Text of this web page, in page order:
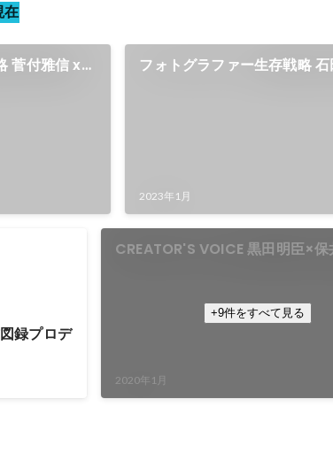
在
菅付雅信 x
フォトグラファー生存戦略
2023年1月
録プロデ
CREATOR'S VOICE 黒田明臣×保
2020年1月
+9件をすべて見る